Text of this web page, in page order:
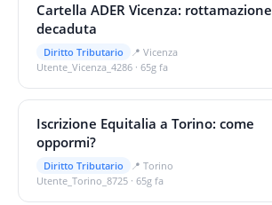
Cartella ADER Vicenza: rottamazione
decaduta
Diritto Tributario 📍 Vicenza
Utente_Vicenza_4286 · 65g fa
Iscrizione Equitalia a Torino: come
oppormi?
Diritto Tributario 📍 Torino
Utente_Torino_8725 · 65g fa